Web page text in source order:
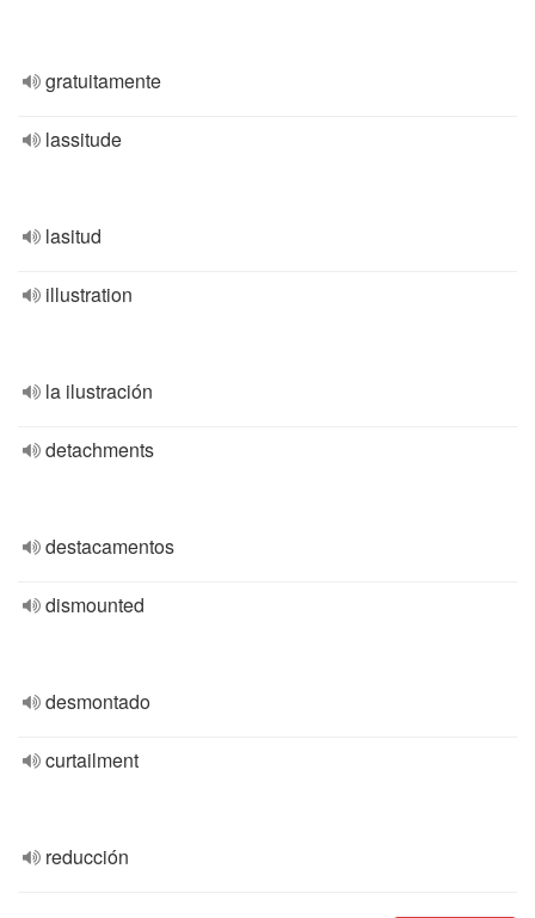
gratuitamente
lassitude
lasitud
illustration
la ilustración
detachments
destacamentos
dismounted
desmontado
curtailment
reducción